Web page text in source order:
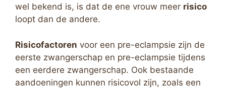
wel bekend is, is dat de ene vrouw meer risico
loopt dan de andere.
Risicofactoren voor een pre-eclampsie zijn de
eerste zwangerschap en pre-eclampsie tijdens
een eerdere zwangerschap. Ook bestaande
aandoeningen kunnen risicovol zijn, zoals een